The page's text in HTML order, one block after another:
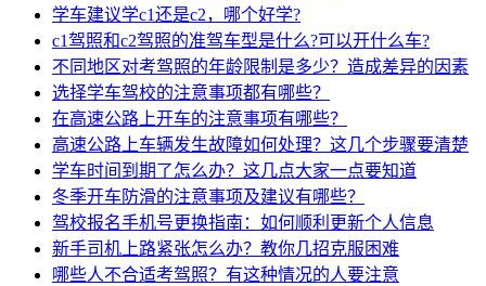
学车建议学c1还是c2，哪个好学?
c1驾照和c2驾照的准驾车型是什么?可以开什么车?
不同地区对考驾照的年龄限制是多少？造成差异的因素
选择学车驾校的注意事项都有哪些？
在高速公路上开车的注意事项有哪些？
高速公路上车辆发生故障如何处理？这几个步骤要清楚
学车时间到期了怎么办？这几点大家一点要知道
冬季开车防滑的注意事项及建议有哪些？
驾校报名手机号更换指南：如何顺利更新个人信息
新手司机上路紧张怎么办？教你几招克服困难
哪些人不合适考驾照？有这种情况的人要注意